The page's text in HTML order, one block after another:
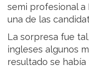
semi profesional
una de las
La sorpresa fue
ingleses algunos
resultado se